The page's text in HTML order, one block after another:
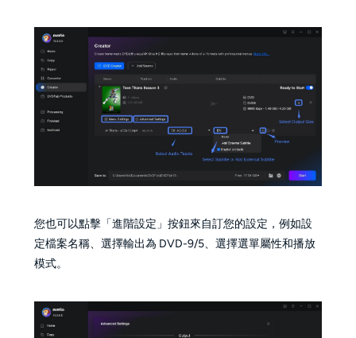
您也可以點擊「進階設定」按鈕來自訂您的設定，例如設
定檔案名稱、選擇輸出為 DVD-9/5、選擇選單屬性和播放
模式。